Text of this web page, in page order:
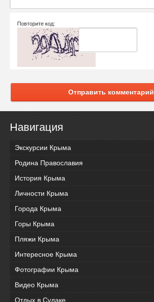
Повторите код:
Отправить комментарий
Навигация
Экскурсии Крыма
Родина Православия
История Крыма
Личности Крыма
Города Крыма
Горы Крыма
Пляжи Крыма
Интересное Крыма
Фотографии Крыма
Видео Крыма
Отдых в Судаке